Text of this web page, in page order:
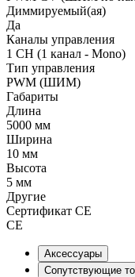
Диммируемый(ая)
Да
Каналы управления
1 CH (1 канал - Mono)
Тип управления
PWM (ШИМ)
Габариты
Длина
5000 мм
Ширина
10 мм
Высота
5 мм
Другие
Сертификат CE
CE
Аксессуары
Сопутствующие